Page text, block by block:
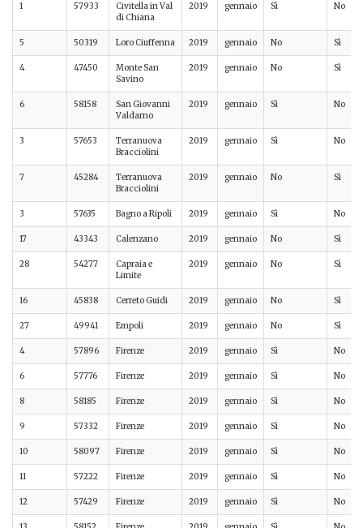
1 57933
Civitella in Val
di Chiana
2019 gennaio Sì No
5 50319 Loro Ciuffenna 2019 gennaio No Sì
4 47450
Monte San
Savino
2019 gennaio No Sì
6 58158
San Giovanni
Valdarno
2019 gennaio Sì No
3 57653
Terranuova
Bracciolini
2019 gennaio Sì No
7 45284
Terranuova
Bracciolini
2019 gennaio No Sì
3 57635 Bagno a Ripoli 2019 gennaio Sì No
17 43343 Calenzano 2019 gennaio No Sì
28 54277
Capraia e
Limite
2019 gennaio No Sì
16 45838 Cerreto Guidi 2019 gennaio No Sì
27 49941 Empoli 2019 gennaio No Sì
4 57896 Firenze 2019 gennaio Sì No
6 57776 Firenze 2019 gennaio Sì No
8 58185 Firenze 2019 gennaio Sì No
9 57332 Firenze 2019 gennaio Sì No
10 58097 Firenze 2019 gennaio Sì No
11 57222 Firenze 2019 gennaio Sì No
12 57429 Firenze 2019 gennaio Sì No